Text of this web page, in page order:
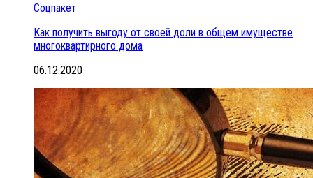
Соцпакет
Как получить выгоду от своей доли в общем имуществе
многоквартирного дома
06.12.2020